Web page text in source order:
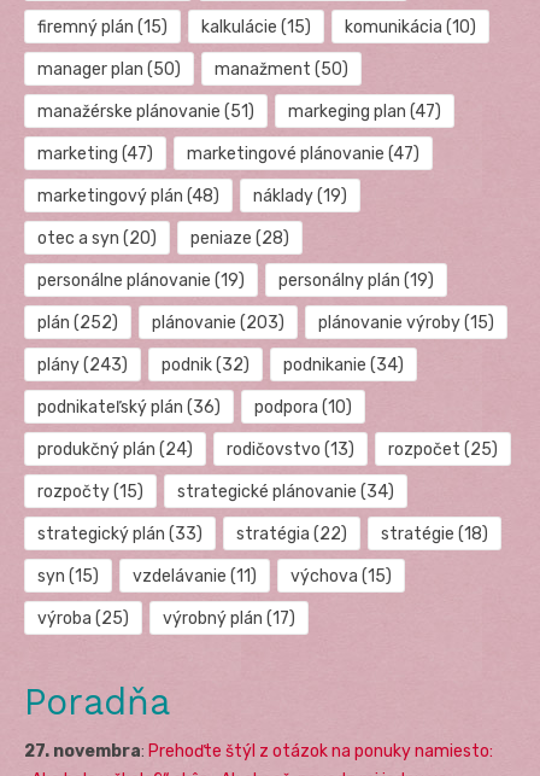
firemný plán (15) kalkulácie (15) komunikácia (10)
manager plan (50) manažment (50)
manažérske plánovanie (51) markeging plan (47)
marketing (47) marketingové plánovanie (47)
marketingový plán (48) náklady(19)
otec a syn (20) peniaze (28)
personálne plánovanie (19) personálny plán (19)
plán (252) plánovanie (203) plánovanie výroby(15)
plány(243) podnik(32) podnikanie (34)
podnikateľský plán (36) podpora (10)
produkčný plán (24) rodičovstvo (13) rozpočet (25)
rozpočty(15) strategické plánovanie (34)
strategický plán (33) stratégia (22) stratégie (18)
syn (15) vzdelávanie (11) výchova (15)
výroba (25) výrobný plán (17)
Poradňa
27. novembra: Prehoďte štýl z otázok na ponuky namiesto: